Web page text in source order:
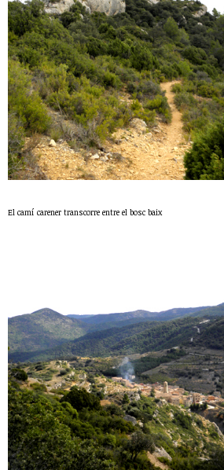
El camí carener transcorre entre el bosc baix